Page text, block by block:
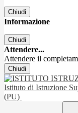
Chiudi
Informazione
Chiudi
Attendere...
Attendere il
Chiudi
Istituto di Istruzione
(PU)